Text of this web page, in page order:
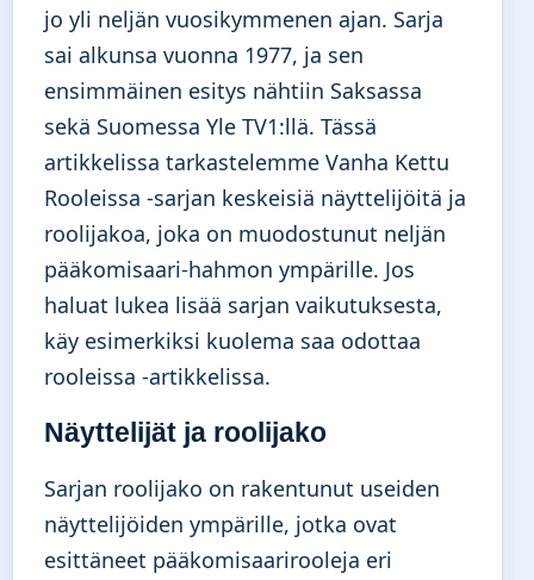
jo yli neljän vuosikymmenen ajan. Sarja
sai alkunsa vuonna 1977, ja sen
ensimmäinen esitys nähtiin Saksassa
sekä Suomessa Yle TV1:llä. Tässä
artikkelissa tarkastelemme Vanha Kettu
Rooleissa -sarjan keskeisiä näyttelijöitä ja
roolijakoa, joka on muodostunut neljän
pääkomisaari-hahmon ympärille. Jos
haluat lukea lisää sarjan vaikutuksesta,
käy esimerkiksi kuolema saa odottaa
rooleissa -artikkelissa.
Näyttelijät ja roolijako
Sarjan roolijako on rakentunut useiden
näyttelijöiden ympärille, jotka ovat
esittäneet pääkomisaarirooleja eri